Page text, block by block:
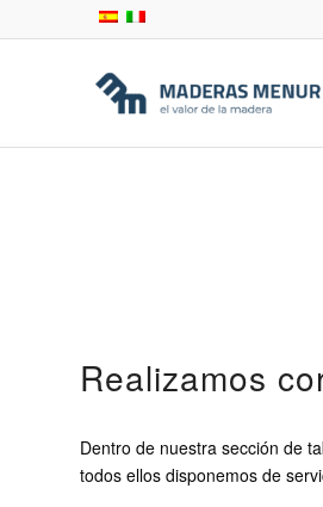
Realizamos
Dentro de nuestra sección de
todos ellos disponemos de